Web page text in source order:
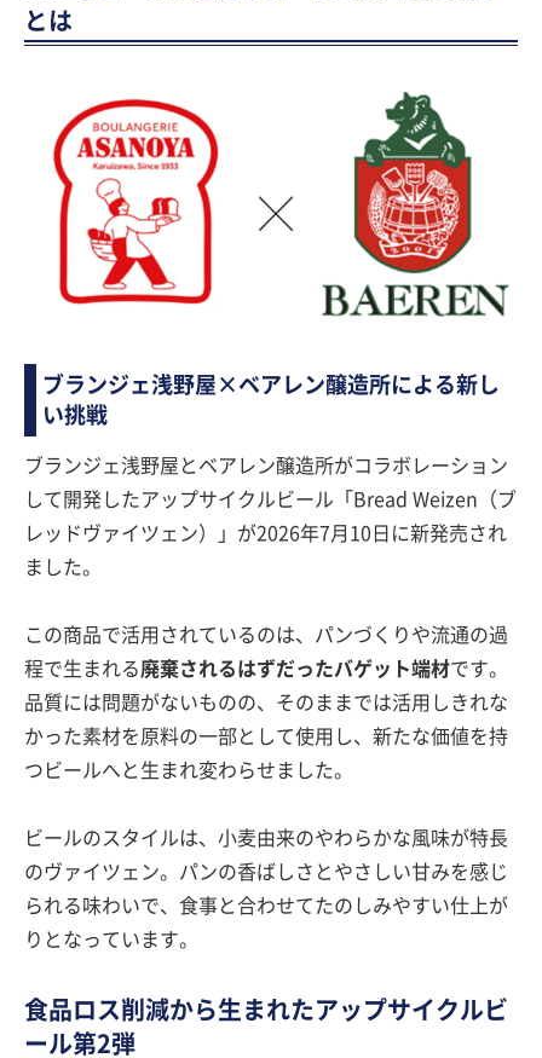
とは
ブランジェ浅野屋×ベアレン醸造所による新し
い挑戦
ブランジェ浅野屋とベアレン醸造所がコラボレーション
して開発したアップサイクルビール「Bread Weizen（ブ
レッドヴァイツェン）」が2026年7月10日に新発売され
ました。
この商品で活用されているのは、パンづくりや流通の過
程で生まれる廃棄されるはずだったバゲット端材です。
品質には問題がないものの、そのままでは活用しきれな
かった素材を原料の一部として使用し、新たな価値を持
つビールへと生まれ変わらせました。
ビールのスタイルは、小麦由来のやわらかな風味が特長
のヴァイツェン。パンの香ばしさとやさしい甘みを感じ
られる味わいで、食事と合わせてたのしみやすい仕上が
りとなっています。
食品ロス削減から生まれたアップサイクルビ
ール第2弾